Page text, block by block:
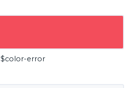
$color-error